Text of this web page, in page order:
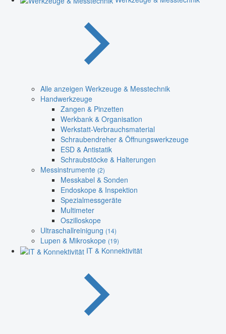
Alle anzeigen Werkzeuge & Messtechnik
Handwerkzeuge
Zangen & Pinzetten
Werkbank & Organisation
Werkstatt-Verbrauchsmaterial
Schraubendreher & Öffnungswerkzeuge
ESD & Antistatik
Schraubstöcke & Halterungen
Messinstrumente (2)
Messkabel & Sonden
Endoskope & Inspektion
Spezialmessgeräte
Multimeter
Oszilloskope
Ultraschallreinigung (14)
Lupen & Mikroskope (19)
IT & Konnektivität